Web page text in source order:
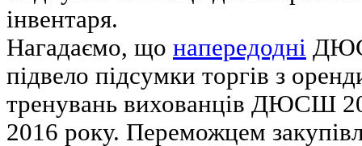
інвентаря.
Нагадаємо, що напередодні
підвело підсумки торгів з
тренувань вихованців ДЮСШ
2016 року. Переможцем